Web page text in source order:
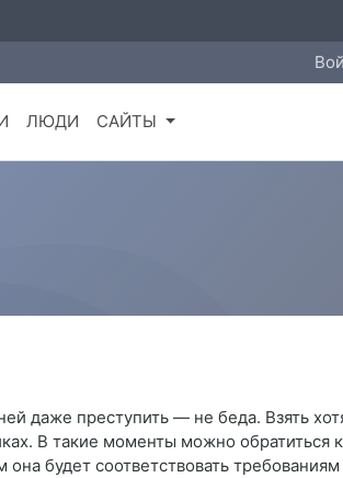
ЛЮДИ САЙТЫ
даже преступить — не беда. Взять
В такие моменты можно обратиться
будет соответствовать требованиям